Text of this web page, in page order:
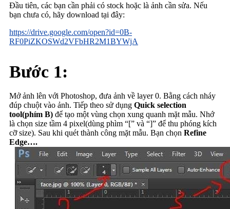
Đầu tiên, các bạn cần phải có stock hoặc là ảnh cần sửa. Nếu
bạn chưa có, hãy download tại đây:
https://drive.google.com/open?id=0B-
RF0PiZKOSWd2VFbHR2M1BYWjA
Bước 1:
Mở ảnh lên với Photoshop, đưa ảnh về layer 0. Bằng cách nháy
đúp chuột vào ảnh. Tiếp theo sử dụng Quick selection
tool(phím B) để tạo một vùng chọn xung quanh mặt mẫu. Nhớ
là chọn size tầm 4 pixel(dùng phìm “[” và “]” để thu phóng kích
cỡ size). Sau khi quét thành công mặt mẫu. Bạn chọn Refine
Edge….